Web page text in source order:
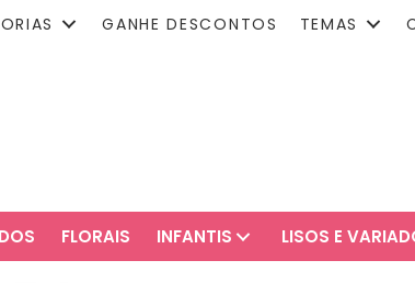
GANHE DESCONTOS TEMAS
FLORAIS INFANTIS LISOS E